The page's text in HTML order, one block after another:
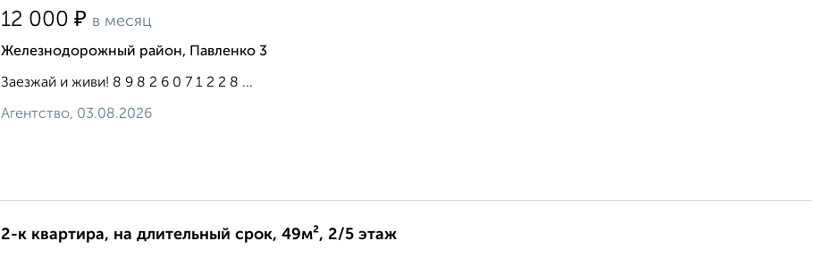
12 000 ₽ в месяц
Железнодорожный район, Павленко 3
Заезжай и живи! 8 9 8 2 6 0 7 1 2 2 8 ...
Агентство, 03.08.2026
2-к квартира, на длительный срок, 49м², 2/5 этаж